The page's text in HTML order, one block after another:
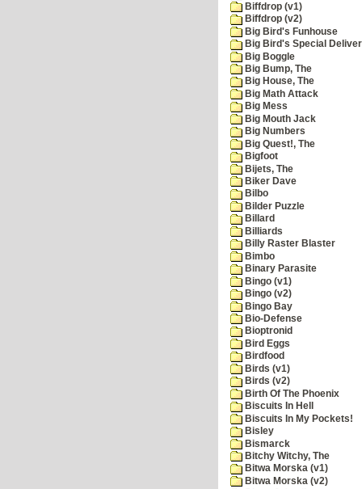
Biffdrop (v1)
Biffdrop (v2)
Big Bird's Funhouse
Big Bird's Special
Big Boggle
Big Bump, The
Big House, The
Big Math Attack
Big Mess
Big Mouth Jack
Big Numbers
Big Quest!, The
Bigfoot
Bijets, The
Biker Dave
Bilbo
Bilder Puzzle
Billard
Billiards
Billy Raster Blaster
Bimbo
Binary Parasite
Bingo (v1)
Bingo (v2)
Bingo Bay
Bio-Defense
Bioptronid
Bird Eggs
Birdfood
Birds (v1)
Birds (v2)
Birth Of The Phoenix
Biscuits In Hell
Biscuits In My Pockets!
Bisley
Bismarck
Bitchy Witchy, The
Bitwa Morska (v1)
Bitwa Morska (v2)